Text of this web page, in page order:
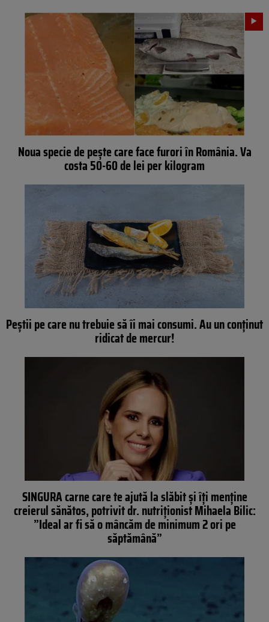
Noua specie de pește care face furori în România. Va
costa 50-60 de lei per kilogram
Peștii pe care nu trebuie să îi mai consumi. Au un conținut
ridicat de mercur!
SINGURA carne care te ajută la slăbit și îți menține
creierul sănătos, potrivit dr. nutriționist Mihaela Bilic:
”Ideal ar fi să o mâncăm de minimum 2 ori pe
săptămână”